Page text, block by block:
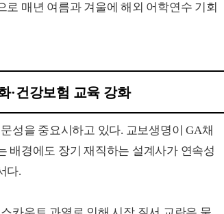
로 매년 여름과 겨울에 해외 어학연수 기회
·건강보험 교육 강화
성을 중요시하고 있다. 교보생명이 GA채
배경에도 장기 재직하는 설계사가 연속성
다.